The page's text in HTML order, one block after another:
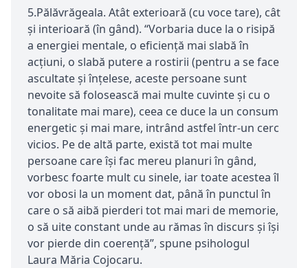
5.Pălăvrăgeala. Atât exterioară (cu voce tare), cât
și interioară (în gând). “Vorbaria duce la o risipă
a energiei mentale, o eficienţă mai slabă în
acțiuni, o slabă putere a rostirii (pentru a se face
ascultate și înțelese, aceste persoane sunt
nevoite să folosească mai multe cuvinte și cu o
tonalitate mai mare), ceea ce duce la un consum
energetic și mai mare, intrând astfel într-un cerc
vicios. Pe de altă parte, există tot mai multe
persoane care își fac mereu planuri în gând,
vorbesc foarte mult cu sinele, iar toate acestea îl
vor obosi la un moment dat, până în punctul în
care o să aibă pierderi tot mai mari de memorie,
o să uite constant unde au rămas în discurs și își
vor pierde din coerenţă”, spune psihologul
Laura Măria Cojocaru.